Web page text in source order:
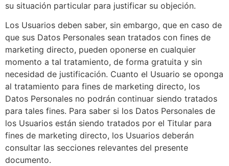
su situación particular para justificar su objeción.
Los Usuarios deben saber, sin embargo, que en caso de
que sus Datos Personales sean tratados con fines de
marketing directo, pueden oponerse en cualquier
momento a tal tratamiento, de forma gratuita y sin
necesidad de justificación. Cuanto el Usuario se oponga
al tratamiento para fines de marketing directo, los
Datos Personales no podrán continuar siendo tratados
para tales fines. Para saber si los Datos Personales de
los Usuarios están siendo tratados por el Titular para
fines de marketing directo, los Usuarios deberán
consultar las secciones relevantes del presente
documento.